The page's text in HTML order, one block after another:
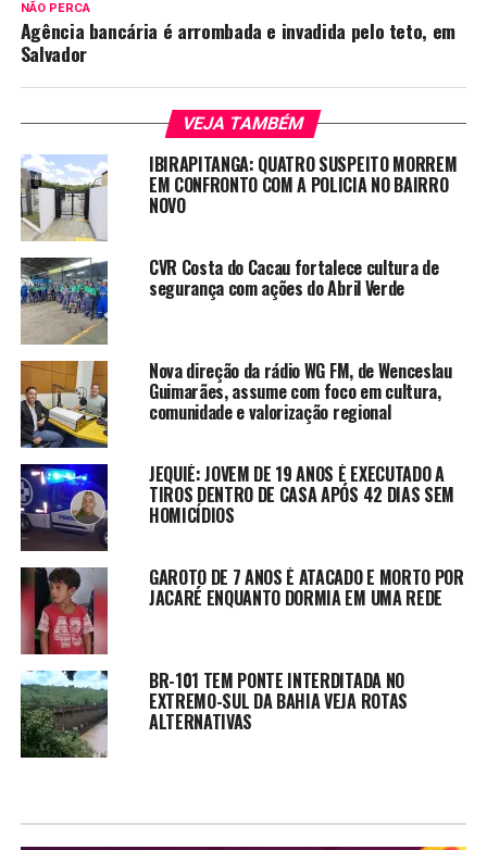
NÃO PERCA
Agência bancária é arrombada e invadida pelo teto, em
Salvador
VEJA TAMBÉM
IBIRAPITANGA: QUATRO SUSPEITO MORREM
EM CONFRONTO COM A POLICIA NO BAIRRO
NOVO
CVR Costa do Cacau fortalece cultura de
segurança com ações do Abril Verde
Nova direção da rádio WG FM, de Wenceslau
Guimarães, assume com foco em cultura,
comunidade e valorização regional
JEQUIÉ: JOVEM DE 19 ANOS É EXECUTADO A
TIROS DENTRO DE CASA APÓS 42 DIAS SEM
HOMICÍDIOS
GAROTO DE 7 ANOS É ATACADO E MORTO POR
JACARÉ ENQUANTO DORMIA EM UMA REDE
BR-101 TEM PONTE INTERDITADA NO
EXTREMO-SUL DA BAHIA VEJA ROTAS
ALTERNATIVAS